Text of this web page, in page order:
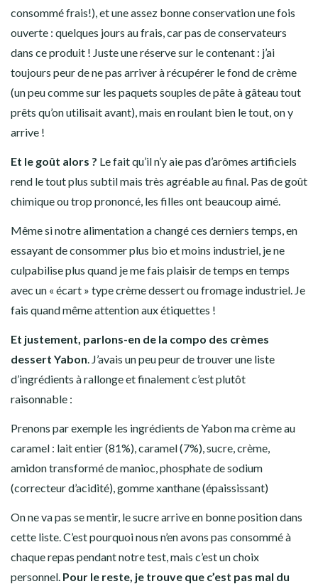
consommé frais!), et une assez bonne conservation une fois
ouverte : quelques jours au frais, car pas de conservateurs
dans ce produit ! Juste une réserve sur le contenant : j’ai
toujours peur de ne pas arriver à récupérer le fond de crème
(un peu comme sur les paquets souples de pâte à gâteau tout
prêts qu’on utilisait avant), mais en roulant bien le tout, on y
arrive !
Et le goût alors ? Le fait qu’il n’y aie pas d’arômes artificiels
rend le tout plus subtil mais très agréable au final. Pas de goût
chimique ou trop prononcé, les filles ont beaucoup aimé.
Même si notre alimentation a changé ces derniers temps, en
essayant de consommer plus bio et moins industriel, je ne
culpabilise plus quand je me fais plaisir de temps en temps
avec un « écart » type crème dessert ou fromage industriel. Je
fais quand même attention aux étiquettes !
Et justement, parlons-en de la compo des crèmes
dessert Yabon . J’avais un peu peur de trouver une liste
d’ingrédients à rallonge et finalement c’est plutôt
raisonnable :
Prenons par exemple les ingrédients de Yabon ma crème au
caramel : lait entier (81%), caramel (7%), sucre, crème,
amidon transformé de manioc, phosphate de sodium
(correcteur d’acidité), gomme xanthane (épaississant)
On ne va pas se mentir, le sucre arrive en bonne position dans
cette liste. C’est pourquoi nous n’en avons pas consommé à
chaque repas pendant notre test, mais c’est un choix
personnel. Pour le reste, je trouve que c’est pas mal du